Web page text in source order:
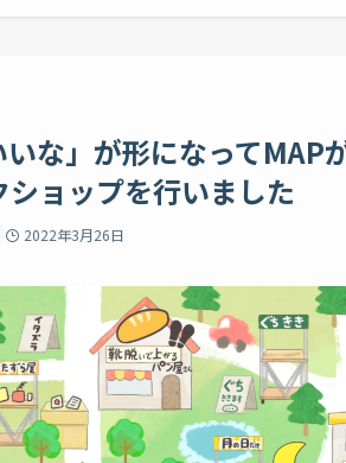
な」が形になってMAP
ョップを行いました
2022年3月26日